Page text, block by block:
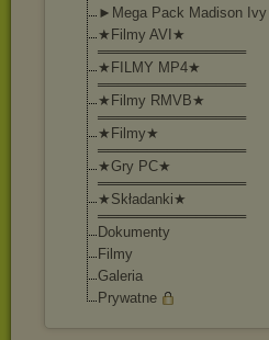
►Mega Pack Madison Ivy
★Filmy AVI★
═══════════════
★FILMY MP4★
═══════════════
★Filmy RMVB★
═══════════════
★Filmy★
═══════════════
★Gry PC★
═══════════════
★Składanki★
═══════════════
Dokumenty
Filmy
Galeria
Prywatne